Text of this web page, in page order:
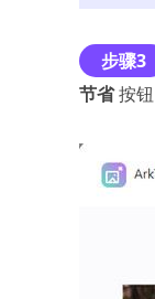
步骤3
节省按钮